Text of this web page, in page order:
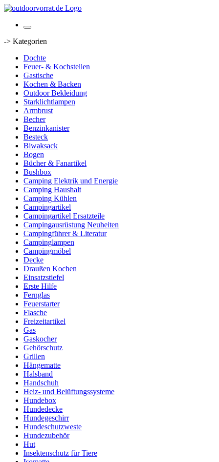
-> Kategorien
Dochte
Feuer- & Kochstellen
Gastische
Kochen & Backen
Outdoor Bekleidung
Starklichtlampen
Armbrust
Becher
Benzinkanister
Besteck
Biwaksack
Bogen
Bücher & Fanartikel
Bushbox
Camping Elektrik und Energie
Camping Haushalt
Camping Kühlen
Campingartikel
Campingartikel Ersatzteile
Campingausrüstung Neuheiten
Campingführer & Literatur
Campinglampen
Campingmöbel
Decke
Draußen Kochen
Einsatzstiefel
Erste Hilfe
Fernglas
Feuerstarter
Flasche
Freizeitartikel
Gas
Gaskocher
Gehörschutz
Grillen
Hängematte
Halsband
Handschuh
Heiz- und Belüftungssysteme
Hundebox
Hundedecke
Hundegeschirr
Hundeschutzweste
Hundezubehör
Hut
Insektenschutz für Tiere